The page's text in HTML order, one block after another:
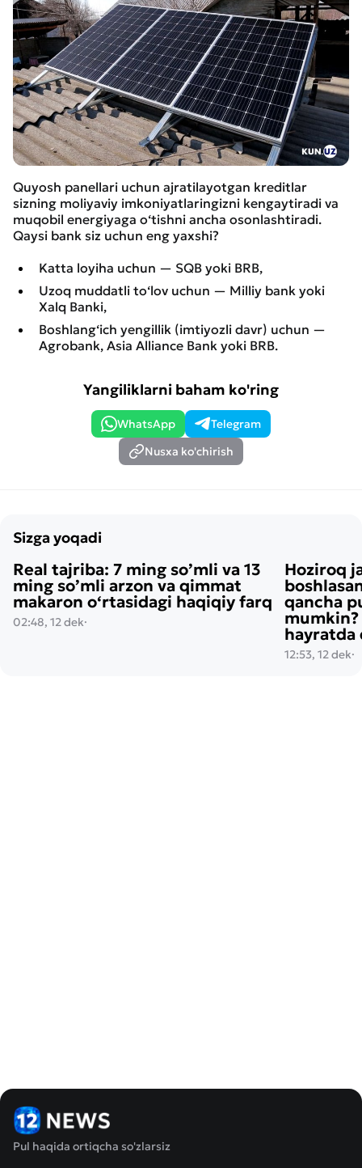
Quyosh panellari uchun ajratilayotgan kreditlar
sizning moliyaviy imkoniyatlaringizni kengaytiradi va
muqobil energiyaga o‘tishni ancha osonlashtiradi.
Qaysi bank siz uchun eng yaxshi?
Katta loyiha uchun — SQB yoki BRB,
Uzoq muddatli to‘lov uchun — Milliy bank yoki
Xalq Banki,
Boshlang‘ich yengillik (imtiyozli davr) uchun —
Agrobank, Asia Alliance Bank yoki BRB.
Yangiliklarni baham ko'ring
WhatsApp
Telegram
Nusxa ko'chirish
Sizga yoqadi
Real tajriba: 7 ming so’mli va 13
ming so’mli arzon va qimmat
makaron o‘rtasidagi haqiqiy farq
02:48, 12 dek·
Hoziroq
qancha
mumkin?
hayratda
12:53, 12 dek·
Pul haqida ortiqcha so'zlarsiz